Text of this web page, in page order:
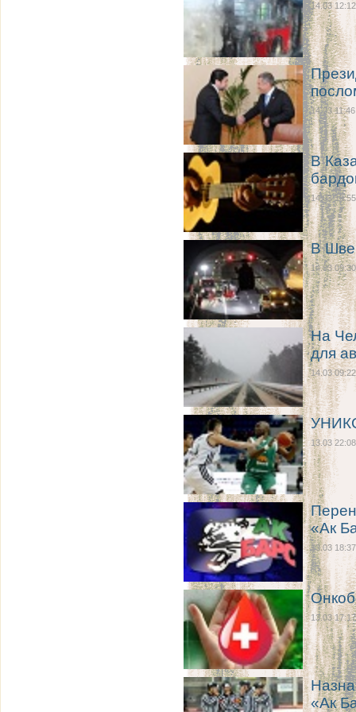
14.03 12:12
14.03 11:46
В
14.03 10:55
В
14.03 09:30
На
для
14.03 09:22
13.03 22:08
«Ак
13.03 18:37
13.03 17:17
«Ак